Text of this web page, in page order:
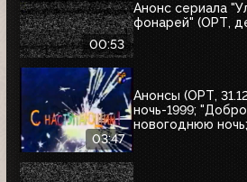
00:53
Анонс сериала
фонарей" (ОРТ,
03:47
Анонсы (ОРТ,
ночь-1999;
новогоднюю